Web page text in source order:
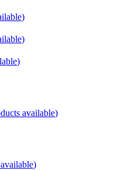
)
)
)
available)
)